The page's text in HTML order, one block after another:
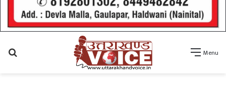
Menu